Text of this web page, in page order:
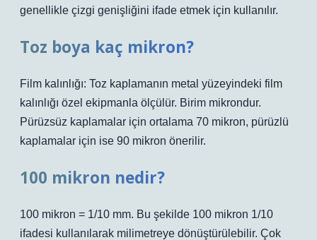
genellikle çizgi genişliğini ifade etmek için kullanılır.
Toz boya kaç mikron?
Film kalınlığı: Toz kaplamanın metal yüzeyindeki film
kalınlığı özel ekipmanla ölçülür. Birim mikrondur.
Pürüzsüz kaplamalar için ortalama 70 mikron, pürüzlü
kaplamalar için ise 90 mikron önerilir.
100 mikron nedir?
100 mikron = 1/10 mm. Bu şekilde 100 mikron 1/10
ifadesi kullanılarak milimetreye dönüştürülebilir. Çok